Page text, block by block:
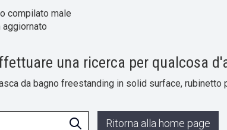
compilato male
aggiornato
una ricerca per qualcosa
da bagno freestanding in solid surface, rubinetto
Ritorna alla home page